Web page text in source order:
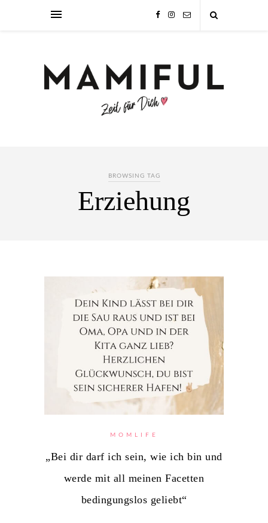
BROWSING TAG
Erziehung
MOMLIFE
„Bei dir darf ich sein, wie ich bin und
werde mit all meinen Facetten
bedingungslos geliebt“